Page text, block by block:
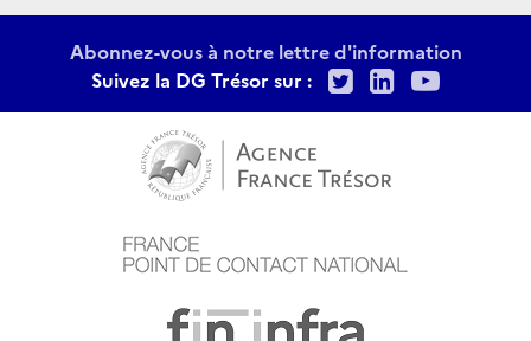
Abonnez-vous à notre lettre d'information
Suivez la DG Trésor sur :
TwitterLinkedIn